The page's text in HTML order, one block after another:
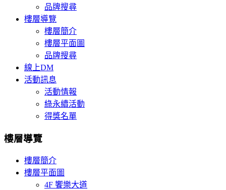
品牌搜尋
樓層導覽
樓層簡介
樓層平面圖
品牌搜尋
線上DM
活動訊息
活動情報
綠永續活動
得獎名單
樓層導覽
樓層簡介
樓層平面圖
4F 饗樂大道